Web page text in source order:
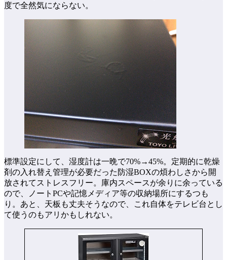
度で全然気にならない。
標準設定にして、湿度計は一晩で70%→45%。定期的に乾燥
剤の入れ替え管理が必要だった防湿BOXの煩わしさから開
放されてストレスフリー。庫内スペースが余りに余っている
ので、ノートPCや記憶メディア等の収納場所にするつも
り。あと、天板も丈夫そうなので、これ自体をテレビ台とし
て使うのもアリかもしれない。